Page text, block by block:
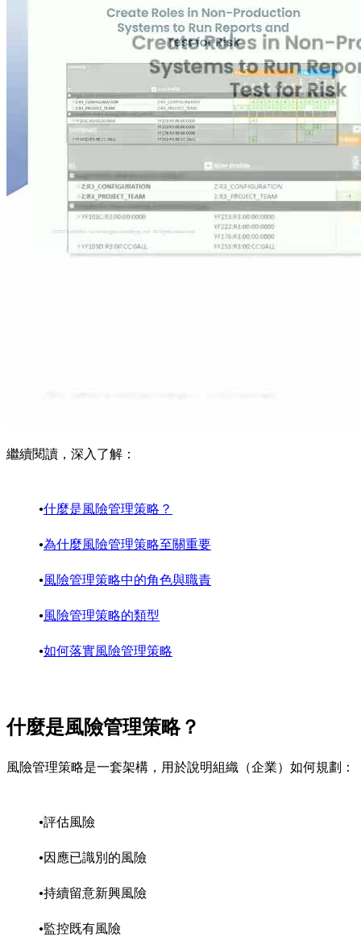
繼續閱讀，深入了解：
什麼是風險管理策略？
為什麼風險管理策略至關重要
風險管理策略中的角色與職責
風險管理策略的類型
如何落實風險管理策略
什麼是風險管理策略？
風險管理策略是一套架構，用於說明組織（企業）如何規劃：
評估風險
因應已識別的風險
持續留意新興風險
監控既有風險